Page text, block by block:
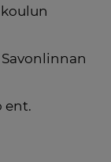
Savonlinnan
ent.